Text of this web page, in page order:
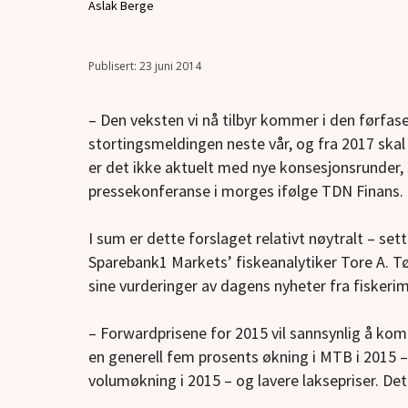
Aslak Berge
23 juni 2014
– Den veksten vi nå tilbyr kommer i den
stortingsmeldingen neste vår, og fra 2017
er det ikke aktuelt med nye
pressekonferanse i morges ifølge TDN Finans.
I sum er dette forslaget relativt nøytralt –
Sparebank1 Markets’ fiskeanalytiker Tore A.
sine vurderinger av dagens nyheter fra
– Forwardprisene for 2015 vil sannsynlig å
en generell fem prosents økning i MTB i
volumøkning i 2015 – og lavere laksepriser.